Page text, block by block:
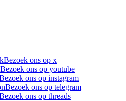
Bezoek ons op x
Bezoek ons op youtube
ons op instagram
Bezoek ons op telegram
ons op threads